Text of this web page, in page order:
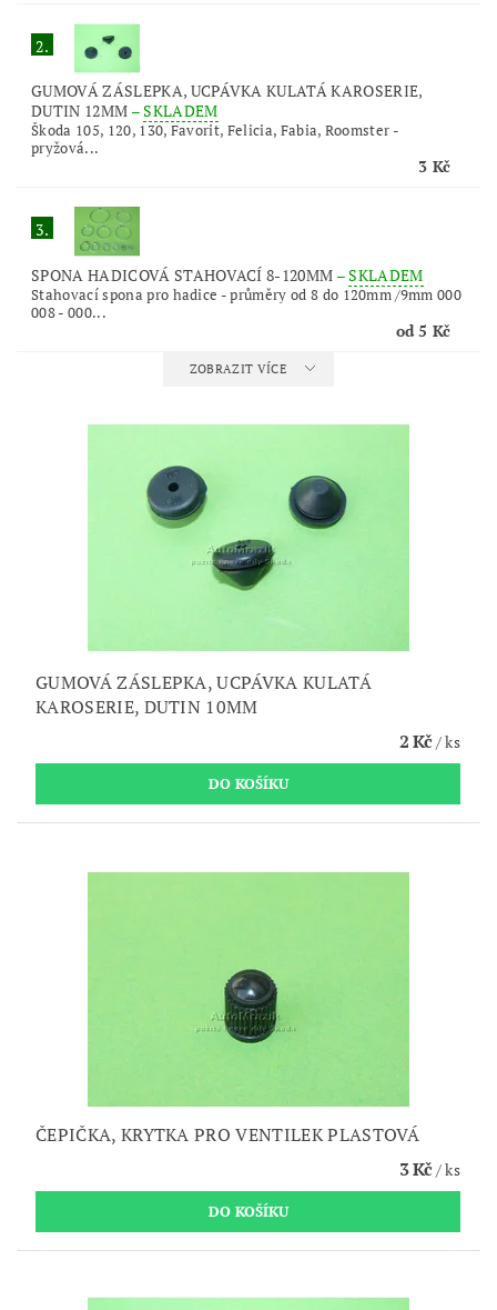
2.
GUMOVÁ ZÁSLEPKA, UCPÁVKA KULATÁ KAROSERIE,
DUTIN 12MM –SKLADEM
Škoda 105, 120, 130, Favorit, Felicia, Fabia, Roomster -
pryžová...
3 Kč
3.
SPONA HADICOVÁ STAHOVACÍ 8-120MM –SKLADEM
Stahovací spona pro hadice - průměry od 8 do 120mm /9mm 000
008 - 000...
od 5 Kč
ZOBRAZIT VÍCE
GUMOVÁ ZÁSLEPKA, UCPÁVKA KULATÁ
KAROSERIE, DUTIN 10MM
2 Kč/ ks
ČEPIČKA, KRYTKA PRO VENTILEK PLASTOVÁ
3 Kč/ ks